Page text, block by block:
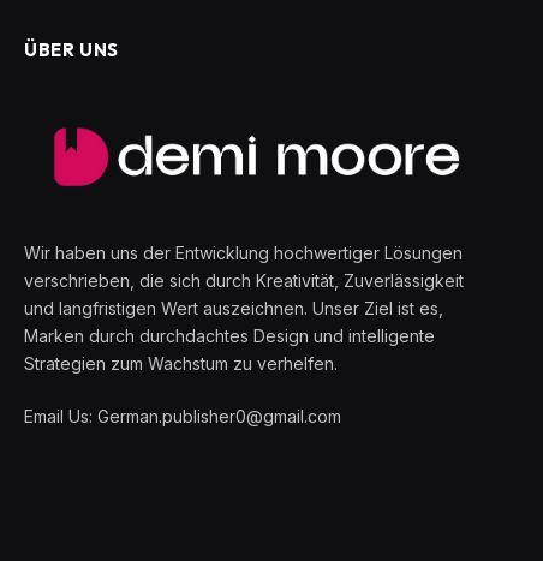
ÜBER UNS
Wir haben uns der Entwicklung hochwertiger Lösungen
verschrieben, die sich durch Kreativität, Zuverlässigkeit
und langfristigen Wert auszeichnen. Unser Ziel ist es,
Marken durch durchdachtes Design und intelligente
Strategien zum Wachstum zu verhelfen.
Email Us: German.publisher0@gmail.com